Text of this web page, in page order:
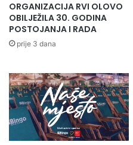
ORGANIZACIJA RVI OLOVO
OBILJEŽILA 30. GODINA
POSTOJANJA I RADA
prije 3 dana